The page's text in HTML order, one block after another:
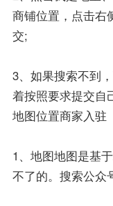
商铺位置，点击右
交;
3、如果搜索不到
着按照要求提交自
地图位置商家入驻
1、地图地图是基
不了的。搜索公众